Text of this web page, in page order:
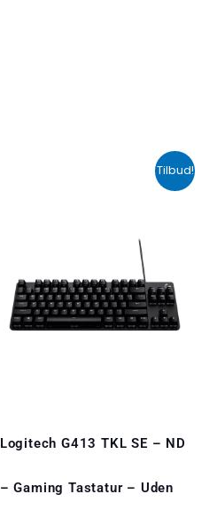
Tilbud!
Logitech G413 TKL SE – ND
– Gaming Tastatur – Uden
oprindelige
kr. 406,00.
Den
aktuelle